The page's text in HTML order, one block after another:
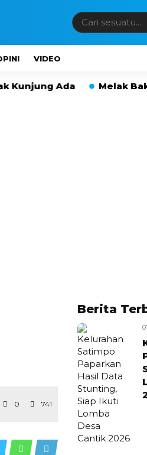
VIDEO
Melak Bakal Ditata,
0 741
Berita